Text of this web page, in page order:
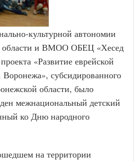
культурной автономии
области и ВМОО ОБЕЦ «Хесед
«Развитие еврейской
субсидированного
области, было
межнациональный детский
ко Дню народного
на территории